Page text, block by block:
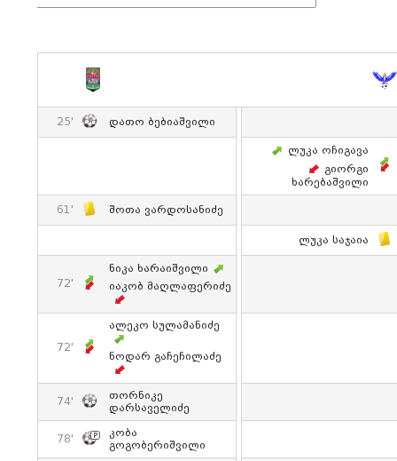
25' Დათო Ბებიაშვილი
Ლუკა Ოჩიგავა
Გიორგი
Ხარებაშვილი
61' Შოთა Ვარდოსანიძე
Ლუკა Საჯაია
72'
Ნიკა Ხარაიშვილი
Იაკობ Მაღლაფერიძე
72'
Ალეკო Სულამანიძე
Ნოდარ Გაჩეჩილაძე
74'
Თორნიკე
Დარსაველიძე
78'
Კობა
Გოგობერიშვილი